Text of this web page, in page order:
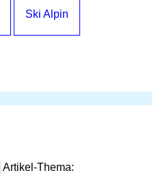
Ski Alpin
Artikel-Thema: